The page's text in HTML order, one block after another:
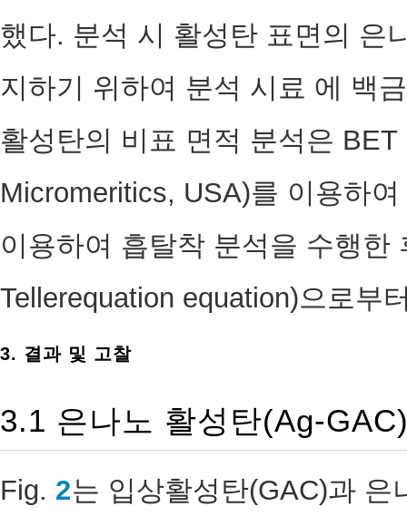
했다. 분석 시 활성탄 표면의 은
지하기 위하여 분석 시료 에 백
활성탄의 비표 면적 분석은
Micromeritics, USA)를 이용하
이용하여 흡탈착 분석을 수행한
Tellerequation equation)으로부
3. 결과 및 고찰
3.1 은나노 활성탄(Ag-
Fig. 2는 입상활성탄(GAC)과 은